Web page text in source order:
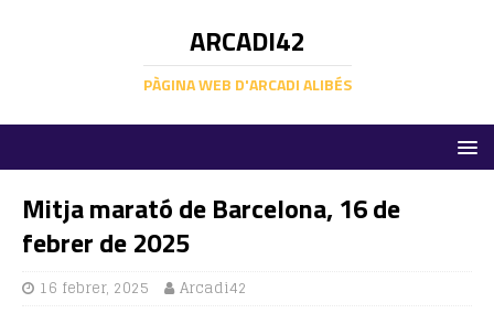
ARCADI42
PÀGINA WEB D'ARCADI ALIBÉS
Mitja marató de Barcelona, 16 de
febrer de 2025
16 febrer, 2025 Arcadi42